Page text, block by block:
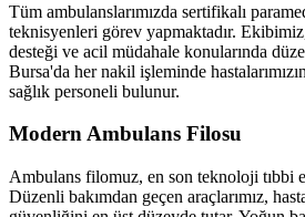
Tüm ambulanslarımızda sertifikalı
teknisyenleri görev yapmaktadır.
desteği ve acil müdahale konularında
Bursa'da her nakil işleminde
sağlık personeli bulunur.
Modern Ambulans Filosu
Ambulans filomuz, en son teknoloji tıbbi
Düzenli bakımdan geçen araçlarımız,